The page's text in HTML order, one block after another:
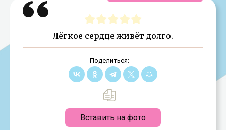
Лёгкое сердце живёт долго.
Поделиться:
Вставить на фото